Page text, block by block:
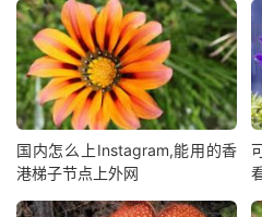
国内怎么上Instagram,能用的香
港梯子节点上外网